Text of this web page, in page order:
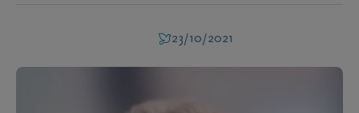
23/10/2021